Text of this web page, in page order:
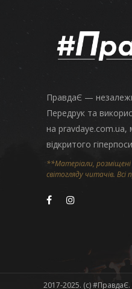
ПравдаЄ —
Передрук та
на pravdaye.com.ua,
відкритого
**Матеріали,
світогляду читачів. Всі
2017-2025. (c) #ПравдаЄ.